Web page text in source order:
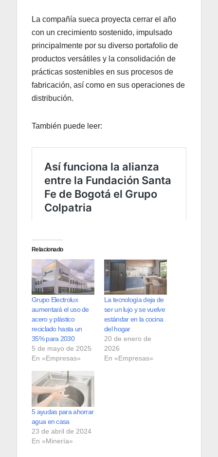
La compañía sueca proyecta cerrar el año
con un crecimiento sostenido, impulsado
principalmente por su diverso portafolio de
productos versátiles y la consolidación de
prácticas sostenibles en sus procesos de
fabricación, así como en sus operaciones de
distribución.
También puede leer:
Relacionado
Grupo Electrolux
aumentará el uso de
acero y plástico
reciclado hasta un
35% para 2030
5 de mayo de 2025
En «Empresas»
La tecnología deja de
ser un lujo y se vuelve
estándar en la cocina
del hogar
20 de enero de
2026
En «Empresas»
5 ayudas para ahorrar
agua en casa
23 de abril de 2024
En «Minería»